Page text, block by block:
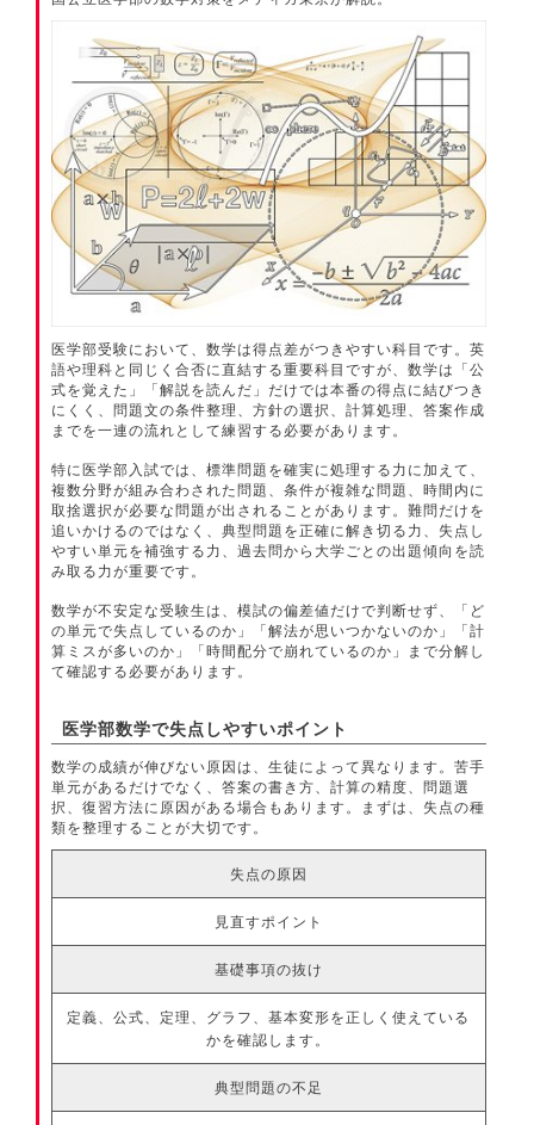
医学部受験において、数学は得点差がつきやすい科目です。英
語や理科と同じく合否に直結する重要科目ですが、数学は「公
式を覚えた」「解説を読んだ」だけでは本番の得点に結びつき
にくく、問題文の条件整理、方針の選択、計算処理、答案作成
までを一連の流れとして練習する必要があります。
特に医学部入試では、標準問題を確実に処理する力に加えて、
複数分野が組み合わされた問題、条件が複雑な問題、時間内に
取捨選択が必要な問題が出されることがあります。難問だけを
追いかけるのではなく、典型問題を正確に解き切る力、失点し
やすい単元を補強する力、過去問から大学ごとの出題傾向を読
み取る力が重要です。
数学が不安定な受験生は、模試の偏差値だけで判断せず、「ど
の単元で失点しているのか」「解法が思いつかないのか」「計
算ミスが多いのか」「時間配分で崩れているのか」まで分解し
て確認する必要があります。
医学部数学で失点しやすいポイント
数学の成績が伸びない原因は、生徒によって異なります。苦手
単元があるだけでなく、答案の書き方、計算の精度、問題選
択、復習方法に原因がある場合もあります。まずは、失点の種
類を整理することが大切です。
失点の原因
見直すポイント
基礎事項の抜け
定義、公式、定理、グラフ、基本変形を正しく使えている
かを確認します。
典型問題の不足